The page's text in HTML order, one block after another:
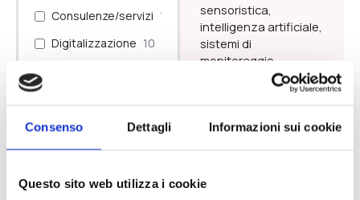
Consenso Dettagli Informazioni sui cookie
Questo sito web utilizza i cookie
Consulenze/servizi 10
Digitalizzazione 10
Opere civili
Ricerca e
innovazione
sensoristica,
intelligenza artificiale,
sistemi di
monitoraggio
ambientale e
coinvolgimento delle
Comunità Montane,
possono trovare in